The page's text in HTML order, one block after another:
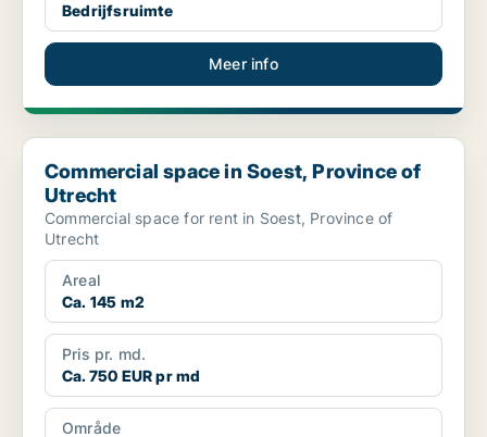
Bedrijfsruimte
Meer info
Commercial space in Soest, Province of Utrecht
Commercial space in Soest, Province of
Utrecht
Commercial space for rent in Soest, Province of
Utrecht
Areal
Ca. 145 m2
Pris pr. md.
Ca. 750 EUR pr md
Område